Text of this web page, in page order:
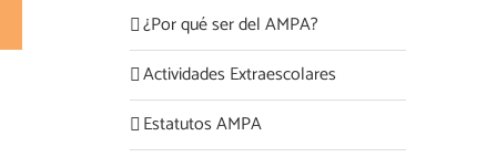
¿Por qué ser del AMPA?
Actividades Extraescolares
Estatutos AMPA